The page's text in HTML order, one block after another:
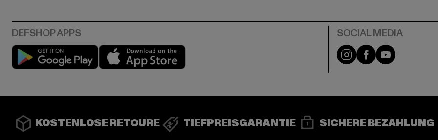
Play market Instagram
FacebookYouTube
KOSTENLOSE RETOURE TIEFPREISGARANTIE SICHERE BEZAHLUNG